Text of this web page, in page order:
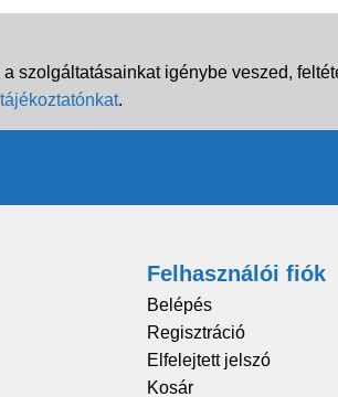
szolgáltatásainkat igénybe veszed,
.
Felhasználói fiók
Belépés
Regisztráció
Elfelejtett jelszó
Kosár